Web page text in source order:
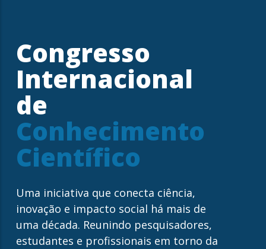
Congresso
Internacional
de
Conhecimento
Científico
Uma iniciativa que conecta ciência,
inovação e impacto social há mais de
uma década. Reunindo pesquisadores,
estudantes e profissionais em torno da